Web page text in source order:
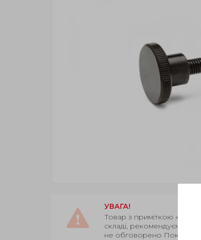
УВАГА!
Товар з приміткою «Є в
складі, рекомендуємо
не обговорено Покупцем.